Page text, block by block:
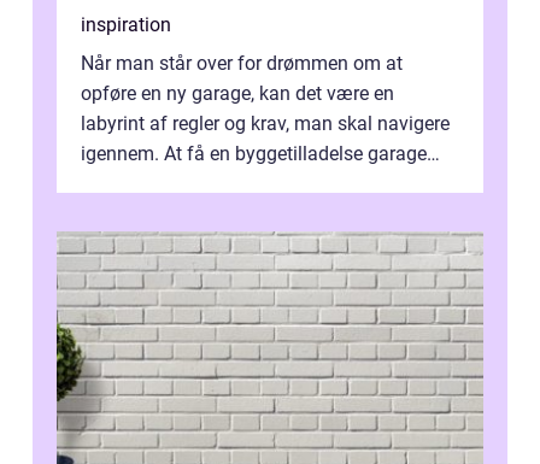
inspiration
Når man står over for drømmen om at
opføre en ny garage, kan det være en
labyrint af regler og krav, man skal navigere
igennem. At få en byggetilladelse garage